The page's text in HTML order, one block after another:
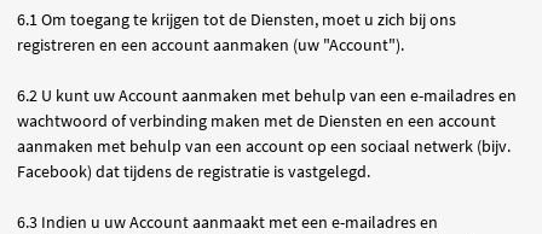
6.1 Om toegang te krijgen tot de Diensten, moet u zich bij ons
registreren en een account aanmaken (uw "Account").
6.2 U kunt uw Account aanmaken met behulp van een e-mailadres en
wachtwoord of verbinding maken met de Diensten en een account
aanmaken met behulp van een account op een sociaal netwerk (bijv.
Facebook) dat tijdens de registratie is vastgelegd.
6.3 Indien u uw Account aanmaakt met een e-mailadres en